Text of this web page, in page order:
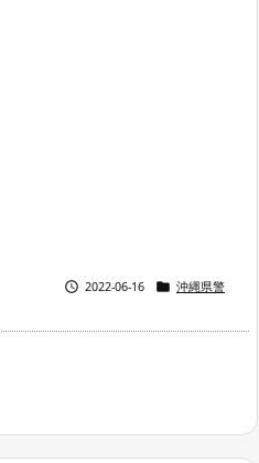
 2022-06-16  沖縄県警